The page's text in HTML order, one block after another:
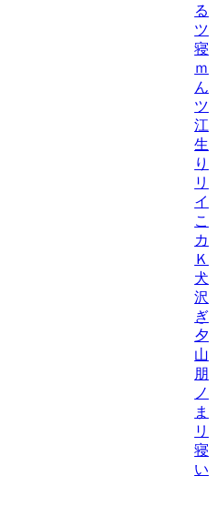
る
ツ
寝
ｍ
ん
ツ
江
生
り
リ
イ
こ
カ
Ｋ
犬
沢
ぎ
夕
山
朋
ノ
ま
リ
寝
い/